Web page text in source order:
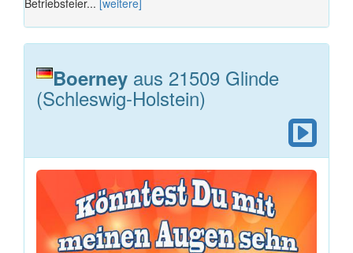
Boerney aus 21509 Glinde
(Schleswig-Holstein)